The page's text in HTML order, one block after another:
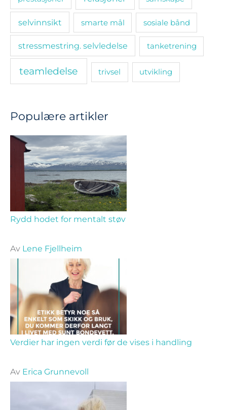
selvinnsikt smarte mål sosiale bånd
stressmestring. selvledelse tanketrening
teamledelse trivsel utvikling
Populære artikler
Rydd hodet for mentalt støv
Av Lene Fjellheim
Verdier har ingen verdi før de vises i handling
Av Erica Grunnevoll